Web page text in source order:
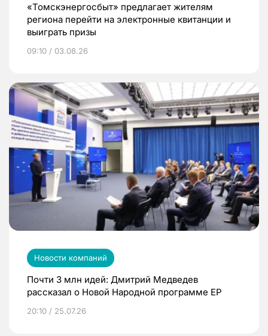
«Томскэнергосбыт» предлагает жителям
региона перейти на электронные квитанции и
выиграть призы
09:10 / 03.08.26
Новости компаний
Почти 3 млн идей: Дмитрий Медведев
рассказал о Новой Народной программе ЕР
20:10 / 25.07.26